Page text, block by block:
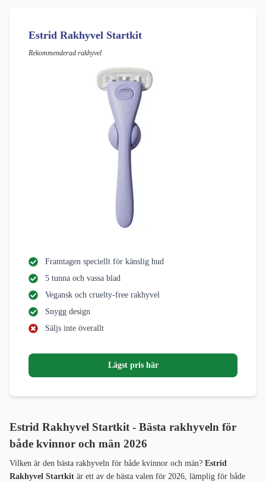
Estrid Rakhyvel Startkit
Rekommenderad rakhyvel
Framtagen speciellt för känslig hud
5 tunna och vassa blad
Vegansk och cruelty-free rakhyvel
Snygg design
Säljs inte överallt
Lägst pris här
Estrid Rakhyvel Startkit - Bästa rakhyveln för
både kvinnor och män 2026
Vilken är den bästa rakhyveln för både kvinnor och män? Estrid
Rakhyvel Startkit är ett av de bästa valen för 2026, lämplig för både